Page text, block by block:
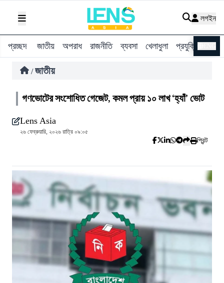
লগইন
প্রচ্ছদ জাতীয় অপরাধ রাজনীতি ব্যবসা খেলাধুলা প্রযুক্তি
/ জাতীয়
গণভোটের সংশোধিত গেজেট, কমল প্রায় ১০ লাখ ‘হ্যাঁ’ ভোট
Lens Asia
২৬ ফেব্রুয়ারি, ২০২৬ রাত্রি ০৯:০৫
প্রিন্ট